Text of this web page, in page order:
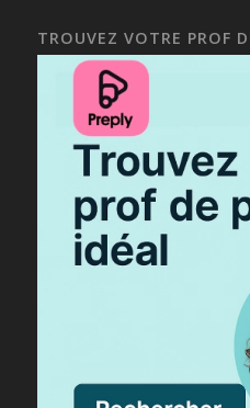
TROUVEZ VOTRE PROF